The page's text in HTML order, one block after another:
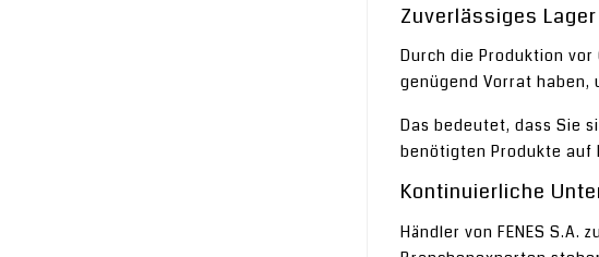
Zuverlässiges Lager
Durch die Produktion
genügend Vorrat haben,
Das bedeutet, dass Sie
benötigten Produkte auf
Kontinuierliche
Händler von FENES